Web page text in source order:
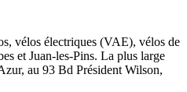
vélos électriques (VAE), vélos de
et Juan-les-Pins. La plus large
au 93 Bd Président Wilson,